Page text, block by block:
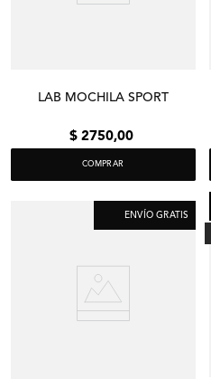
LAB MOCHILA SPORT
$ 2750,00
COMPRAR
ENVÍO GRATIS